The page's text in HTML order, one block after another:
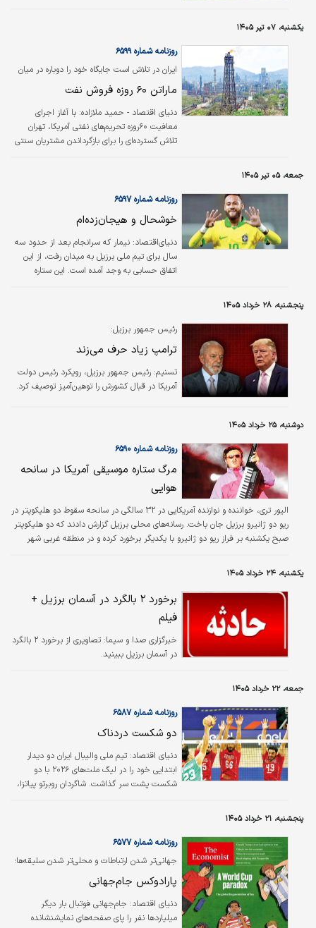
یکشنبه، ۰۷ تیر ۱۴۰۵
ایران در تلاش است جایگاه خود را دوباره در میان
روزنامه شماره ۶۵۹۹
ماراتن ۶۰ روزه فروش نفت
دنیای اقتصاد - حمید ملازاده: با آغاز اجرای
معافیت ۶۰روزه تحریم‌های نفتی آمریکا، تهران
تلاش گسترده‌ای را برای بازگرداندن مشتریان سنتی
درحالی‌که مذاکرات سیاسی میان تهران و واشنگتن
نفت کشور همزمان ماموریتی دیگر را دنبال
می‌کنند؛ فروش هرچه بیشتر نفت، آزادسازی
محموله‌های انباشته‌شده و احیای روابط تجاری با
بزرگ‌ترین واردکنندگان نفت آسیا.
جمعه، ۰۵ تیر ۱۴۰۵
روزنامه شماره ۶۵۹۷
خوشحال و هیجان‌زده‌ام
دنیای‌اقتصاد: نیمار که سرانجام بعد از حدود سه
سال برای تیم ملی برزیل به میدان رفت، از این
اتفاق حسابی به وجد آمده است. این ستاره
این مسابقات را در دیدار برابر اسکاتلند در دور
پیروزی ۳ بر صفر برزیل به پایان رسید.
پنجشنبه، ۲۸ خرداد ۱۴۰۵
رئیس جمهور برزیل:
ترامپ زیاد حرف می‌زند
تسنیم: رئیس جمهور برزیل، رویکرد رئیس دولت
آمریکا در قبال کشورش را توهین‌آمیز توصیف کرد.
دوشنبه، ۲۵ خرداد ۱۴۰۵
روزنامه شماره ۶۵۹۰
مرگ ستاره موسیقی آمریکا در سانحه
هوایی
الیور تری، خواننده و نوازنده آمریکایی در ۳۲ سالگی در سانحه سقوط دو هلیکوپتر در
ریو دو ژانیرو برزیل جان باخت. رسانه‌های محلی برزیل گزارش دادند که دو هلیکوپتر
صبح یکشنبه بر فراز ریو دو ژانیرو با یکدیگر برخورد کرده و در منطقه غربی شهر
کرد یکی از هلیکوپترها روی نمایندگی فروش خودرو سقوط کرده و سبب آتش‌سوزی
چندین خودروی برقی شده است.
یکشنبه، ۲۴ خرداد ۱۴۰۵
برخورد ۲ بالگرد در آسمان برزیل +
فیلم
خبرگزاری صدا و سیما:
تصاویری از برخورد ۲ بالگرد
در آسمان برزیل ببینید.
جمعه، ۲۲ خرداد ۱۴۰۵
روزنامه شماره ۶۵۸۷
دو شکست دردناک
دنیای اقتصاد: تیم ملی والیبال ایران دو دیدار
ابتدایی خود را در لیگ ملت‌های ۲۰۲۶ با دو
شکست پشت سر گذاشت. شاگردان روبرتو پیاتزا،
۲۵ بر ۲۱، ۲۵ بر ۱۵ و ۲۵ بر ۲۳ واگذار کردند.
پنجشنبه، ۲۱ خرداد ۱۴۰۵
جهانی‌تر شدن ارتباطات و محلی‌تر شدن سلیقه‌ها؛
روزنامه شماره ۶۵۷۷
پارادوکس جام‌جهانی
دنیای اقتصاد: جام‌جهانی فوتبال بار دیگر
میلیاردها نفر را پای صفحه‌های نمایشنشانده